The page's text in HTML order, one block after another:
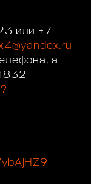
или +7
а